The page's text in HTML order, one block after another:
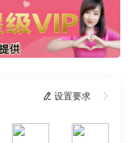
 设置要求 